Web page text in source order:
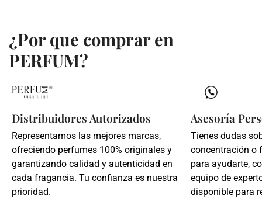
¿Por que comprar en
PERFUM?
Distribuidores Autorizados
Representamos las mejores marcas,
ofreciendo perfumes 100% originales y
garantizando calidad y autenticidad en
cada fragancia. Tu confianza es nuestra
prioridad.
Asesoría
Tienes dudas
concentración o
para ayudarte,
equipo de
disponible para